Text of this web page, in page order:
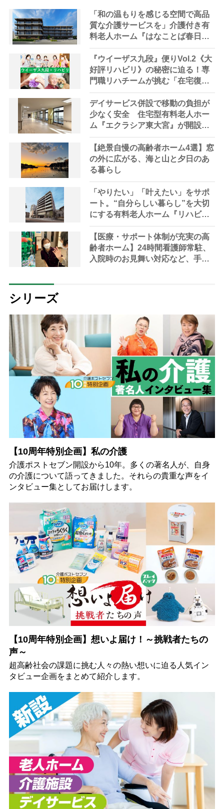
「和の温もりを感じる空間で高品
質な介護サービスを」介護付き有
料老人ホーム『はなことば春日
部』来春オープン【埼玉県・春日
部市】
『ウイーザス九段』便りVol.2《大
好評リハビリ》の秘密に迫る！専
門職リハチームが挑む「在宅復帰
の可能性を広げる」「人生の幸福
を追求する」 “リハビリ革命”と
は？
デイサービス併設で移動の負担が
少なく安全 住宅型有料老人ホー
ム『エクラシア東大宮』が開設
【埼玉県・さいたま市】
【絶景自慢の高齢者ホーム4選】窓
の外に広がる、海と山と夕日のあ
る暮らし
「やりたい」「叶えたい」をサポ
ート。“自分らしい暮らし”を大切
にする有料老人ホーム『リハビリ
ホームグランダ池田満寿美町』が
開設【大阪府・池田市】
【医療・サポート体制が充実の高
齢者ホーム】24時間看護師常駐、
入院時のお見舞い対応など、手厚
シリーズ
【10周年特別企画】私の介護
介護ポストセブン開設から10年。多くの著名人が、自身
の介護について語ってきました。それらの貴重な声をイ
ンタビュー集としてお届けします。
【10周年特別企画】想いよ届け！～挑戦者たちの
声～
超高齢社会の課題に挑む人々の熱い想いに迫る人気イン
タビュー企画をまとめて紹介します。